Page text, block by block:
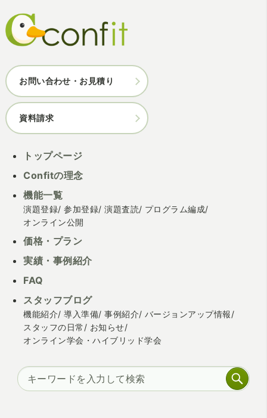
お問い合わせ・お見積り
資料請求
トップページ
Confitの理念
機能一覧
演題登録 参加登録 演題査読
プログラム編成
オンライン公開
価格・プラン
実績・事例紹介
FAQ
スタッフブログ
機能紹介 導入準備 事例紹介
バージョンアップ情報
スタッフの日常
お知らせ
オンライン学会・ハイブリッド学会